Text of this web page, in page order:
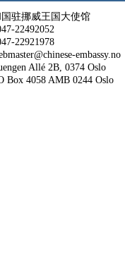
驻挪威王国大使馆
22492052
22921978
embassy.no
Allé 2B, 0374 Oslo
Box 4058 AMB 0244 Oslo